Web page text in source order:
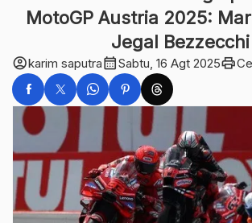
MotoGP Austria 2025:
Jegal Bezzecchi
account_circlekarim saputracalendar_monthSabtu, 16 Agt 2025print